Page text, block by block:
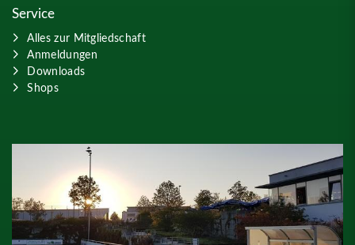
Service
Alles zur Mitgliedschaft
Anmeldungen
Downloads
Shops